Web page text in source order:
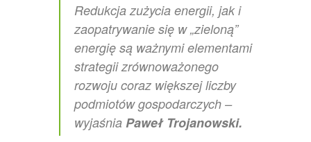
Redukcja zużycia energii, jak i
zaopatrywanie się w „zieloną”
energię są ważnymi elementami
strategii zrównoważonego
rozwoju coraz większej liczby
podmiotów gospodarczych –
wyjaśnia Paweł Trojanowski.